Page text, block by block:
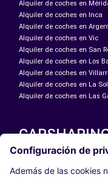
Alquiler de coches en
Alquiler de coches en Inca
Alquiler de coches en
Alquiler de coches en Vic
Alquiler de coches en San
Alquiler de coches en Los
Alquiler de coches en
Alquiler de coches en La
Alquiler de coches en Las
NUESTRAS CIUDADES
Paris